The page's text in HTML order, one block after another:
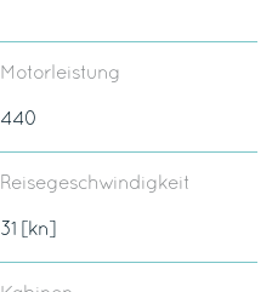
Motorleistung
440
Reisegeschwindigkeit
31 [kn]